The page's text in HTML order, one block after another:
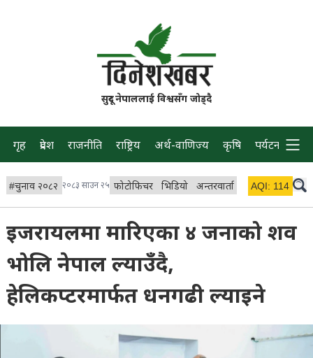
सुदूर नेपाललाई विश्वसँग जोड्दै
गृह प्रदेश राजनीति राष्ट्रिय अर्थ-वाणिज्य कृषि पर्यटन प्रवास
#चुनाव २०८२ २०८३ साउन २५ फोटोफिचर भिडियो अन्तरवार्ता विचार/ब्लग
AQI: 114
इजरायलमा मारिएका ४ जनाको शव
भोलि नेपाल ल्याउँँदै,
हेलिकप्टरमार्फत धनगढी ल्याइने